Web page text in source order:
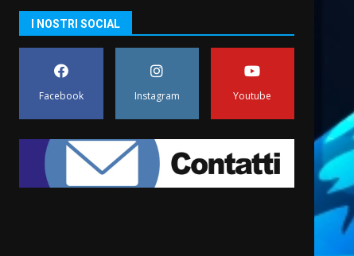
prima assoluta de “L’Albergo
Belvedere. Il rapimento”
6 Agosto 2026 06:15
appuntamento con “Fasano in
Banda”
7 Agosto 2026 06:05
I NOSTRI SOCIAL
Facebook Instagram Youtube